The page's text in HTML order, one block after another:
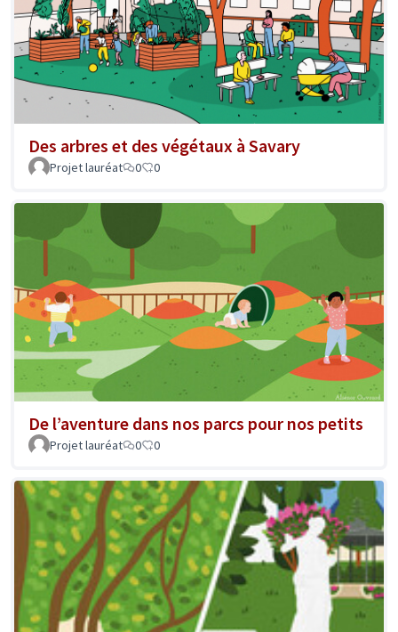
Des arbres et des végétaux à Savary
Projet lauréat 0 0
De l’aventure dans nos parcs pour nos petits
Projet lauréat 0 0